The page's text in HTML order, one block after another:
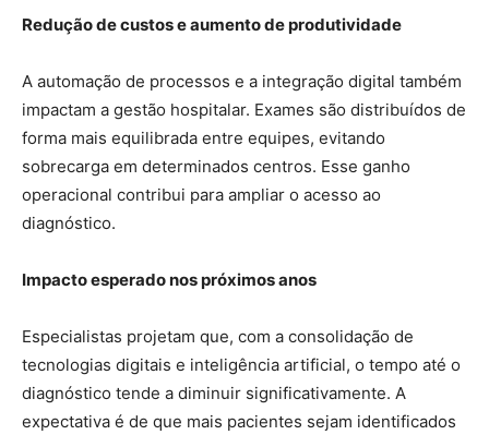
Redução de custos e aumento de produtividade
A automação de processos e a integração digital também
impactam a gestão hospitalar. Exames são distribuídos de
forma mais equilibrada entre equipes, evitando
sobrecarga em determinados centros. Esse ganho
operacional contribui para ampliar o acesso ao
diagnóstico.
Impacto esperado nos próximos anos
Especialistas projetam que, com a consolidação de
tecnologias digitais e inteligência artificial, o tempo até o
diagnóstico tende a diminuir significativamente. A
expectativa é de que mais pacientes sejam identificados